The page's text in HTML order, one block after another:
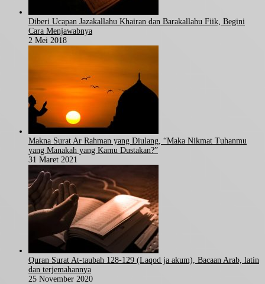
Diberi Ucapan Jazakallahu Khairan dan Barakallahu Fiik, Begini
Cara Menjawabnya
2 Mei 2018
Makna Surat Ar Rahman yang Diulang, “Maka Nikmat Tuhanmu
yang Manakah yang Kamu Dustakan?”
31 Maret 2021
Quran Surat At-taubah 128-129 (Laqod ja akum), Bacaan Arab, latin
dan terjemahannya
25 November 2020